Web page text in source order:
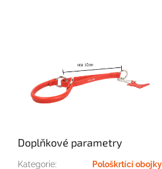
Doplňkové parametry
Kategorie:
Pološkrtící